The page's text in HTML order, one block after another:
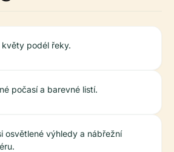
květy podél řeky.
počasí a barevné listí.
osvětlené výhledy a nábřežní